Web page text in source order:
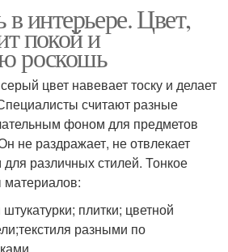
в интерьере. Цвет,
покой и
роскошь
цвет навевает тоску и делает
считают разные
фоном для предметов
не раздражает, не отвлекает
различных стилей. Тонкое
плитки; цветной
разными по